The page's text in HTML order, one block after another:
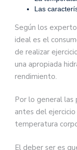
Las
Según los
ideal es el
de realizar
una apropiada
rendimiento.
Por lo general las
antes del
temperatura
El deber ser es